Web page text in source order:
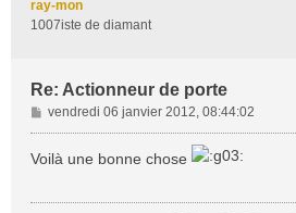
ray-mon
1007iste de diamant
Re: Actionneur de porte
M
e
s
vendredi 06 janvier 2012, 08:44:02
Voilà une bonne chose